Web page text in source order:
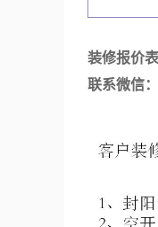
装修报价
联系微信